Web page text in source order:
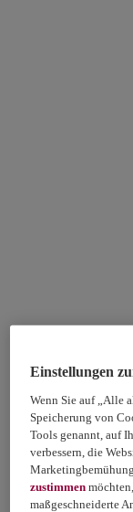
Einstellungen
Wenn Sie auf „Alle
Speicherung von
Tools genannt, auf
verbessern, die
zustimmen
maßgeschneiderte